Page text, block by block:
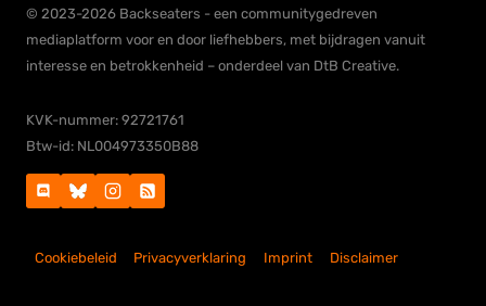
© 2023-2026 Backseaters - een communitygedreven
mediaplatform voor en door liefhebbers, met bijdragen vanuit
interesse en betrokkenheid – onderdeel van DtB Creative.
KVK-nummer: 92721761
Btw-id: NL004973350B88
Cookiebeleid Privacyverklaring Imprint Disclaimer